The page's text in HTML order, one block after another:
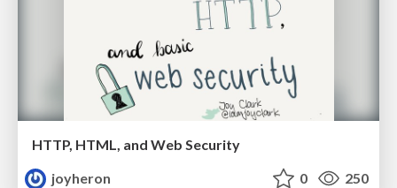
HTTP, HTML, and Web Security
joyheron
0 250